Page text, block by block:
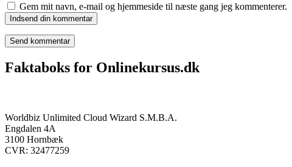
Gem mit navn, e-mail og hjemmeside til næste gang jeg kommenterer.
Indsend din kommentar
Faktaboks for Onlinekursus.dk
Worldbiz Unlimited Cloud Wizard S.M.B.A.
Engdalen 4A
3100 Hornbæk
CVR: 32477259